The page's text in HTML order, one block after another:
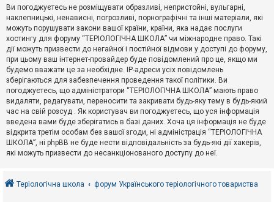
д
й
А
к
т
и
в
н
т
е
м
и
о
Ви погоджуєтесь не розміщувати образливі, непристойні, вульгарні,
наклепницькі, ненависні, погрозливі, порнографічні та інші матеріали, які
можуть порушувати закони вашої країни, країни, яка надає послуги
хостингу для форуму “ТЕРІОЛОГІЧНА ШКОЛА” чи міжнародне право. Такі
дії можуть призвести до негайної і постійної відмови у доступі до форуму,
при цьому ваш інтернет-провайдер буде повідомлений про це, якщо ми
будемо вважати це за необхідне. IP-адреси усіх повідомлень
зберігаються для забезпечення проведення такої політики. Ви
погоджуєтесь, що адміністратори “ТЕРІОЛОГІЧНА ШКОЛА” мають право
видаляти, редагувати, переносити та закривати будь-яку тему в будь-який
час на свій розсуд . Як користувач ви погоджуєтесь, що уся інформація
введена вами буде зберігатись в базі даних. Хоча ця інформація не буде
відкрита третім особам без вашої згоди, ні адміністрація “ТЕРІОЛОГІЧНА
ШКОЛА”, ні phpBB не буде нести відповідальність за будь-які дії хакерів,
які можуть призвести до несанкціонованого доступу до неї.
Теріологічна школа форум Українського теріологічного товариства